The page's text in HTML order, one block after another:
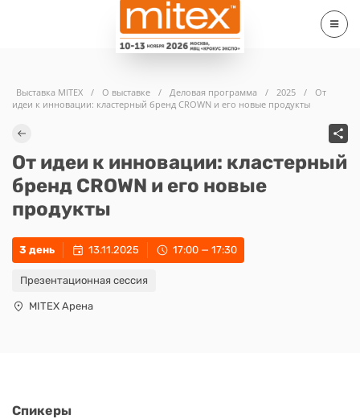
Выставка MITEX / О выставке / Деловая программа / 2025 /
От
идеи к инновации: кластерный бренд CROWN и его новые продукты
От идеи к инновации: кластерный
бренд CROWN и его новые
продукты
3 день 13.11.2025 17:00 — 17:30
Презентационная сессия
MITEX Арена
Спикеры